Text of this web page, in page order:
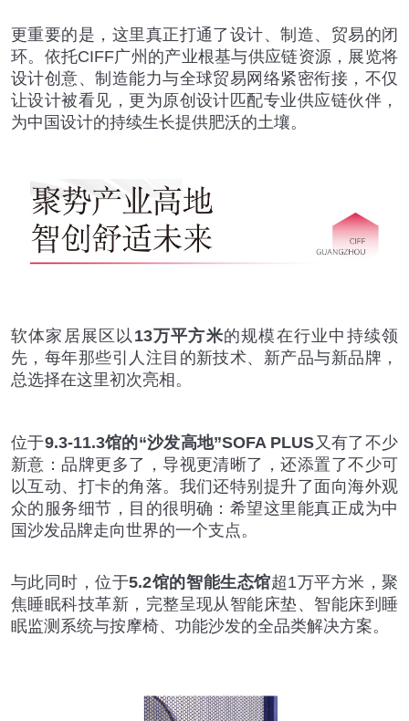
更重要的是，这里真正打通了设计、制造、贸易的闭
环。依托CIFF广州的产业根基与供应链资源，展览将
设计创意、制造能力与全球贸易网络紧密衔接，不仅
让设计被看见，更为原创设计匹配专业供应链伙伴，
为中国设计的持续生长提供肥沃的土壤。
软体家居展区以 13万平方米的规模在行业中持续领
先，每年那些引人注目的新技术、新产品与新品牌，
总选择在这里初次亮相。
位于9.3-11.3馆的“沙发高地”SOFA PLUS又有了不少
新意：品牌更多了，导视更清晰了，还添置了不少可
以互动、打卡的角落。我们还特别提升了面向海外观
众的服务细节，目的很明确：希望这里能真正成为中
国沙发品牌走向世界的一个支点。
与此同时，位于5.2馆的智能生态馆超1万平方米，聚
焦睡眠科技革新，完整呈现从智能床垫、智能床到睡
眠监测系统与按摩椅、功能沙发的全品类解决方案。